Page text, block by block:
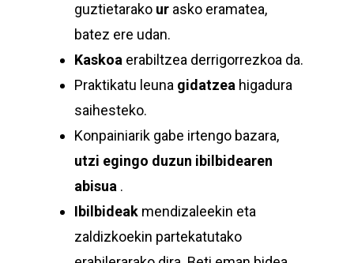
guztietarako ur asko eramatea,
batez ere udan.
Kaskoa erabiltzea derrigorrezkoa da.
Praktikatu leuna gidatzea higadura
saihesteko.
Konpainiarik gabe irtengo bazara,
utzi egingo duzun ibilbidearen
abisua .
Ibilbideak mendizaleekin eta
zaldizkoekin partekatutako